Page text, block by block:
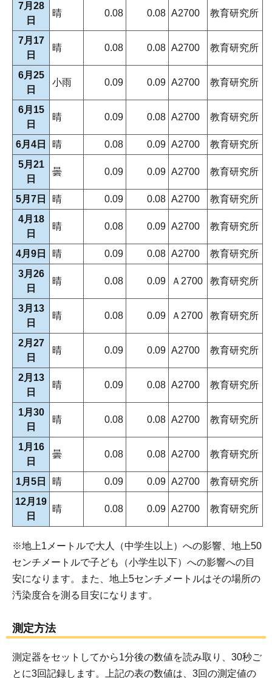
7月28
日
晴 0.08 0.08 A2700 教育研究所
7月17
日
晴 0.08 0.08 A2700 教育研究所
6月25
日
小雨 0.09 0.09 A2700 教育研究所
6月15
日
晴 0.09 0.08 A2700 教育研究所
6月4日 晴 0.08 0.09 A2700
教育研究所
5月21
日
曇 0.09 0.09 A2700 教育研究所
5月7日 晴 0.09 0.08 A2700
教育研究所
4月18
日
晴 0.08 0.09 A2700 教育研究所
4月9日 晴 0.09 0.08 A2700
教育研究所
3月26
日
晴 0.08 0.09 Ａ2700 教育研究所
3月13
日
晴 0.08 0.09 Ａ2700 教育研究所
2月27
日
晴 0.09 0.09 A2700 教育研究所
2月13
日
晴 0.09 0.08 A2700 教育研究所
1月30
日
晴 0.08 0.08 A2700 教育研究所
1月16
日
曇 0.08 0.08 A2700 教育研究所
1月5日 晴 0.09 0.09 A2700
教育研究所
12月19
日
晴 0.08 0.09 A2700 教育研究所
※地上1メートルで大人（中学生以上）への影響、地上50
センチメートルで子ども（小学生以下）への影響への目
安になります。また、地上5センチメートルはその場所の
汚染度合を測る目安になります。
測定方法
測定器をセットしてから1分後の数値を読み取り、30秒ご
とに3回記録します。上記の表の数値は、3回の測定値の